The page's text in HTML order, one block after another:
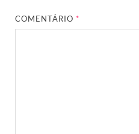
COMENTÁRIO*